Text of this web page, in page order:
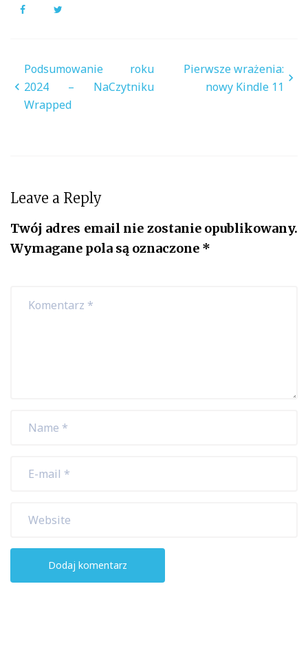
Facebook
Nawigacja
wpisu
Podsumowanie roku
2024 – NaCzytniku
Wrapped
Pierwsze wrażenia:
nowy Kindle 11
Leave a Reply
Twój adres email nie zostanie opublikowany.
Wymagane pola są oznaczone *